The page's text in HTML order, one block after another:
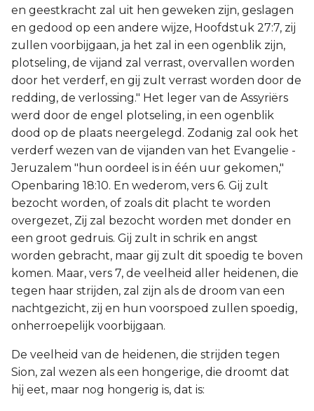
en geestkracht zal uit hen geweken zijn, geslagen
en gedood op een andere wijze, Hoofdstuk 27:7, zij
zullen voorbijgaan, ja het zal in een ogenblik zijn,
plotseling, de vijand zal verrast, overvallen worden
door het verderf, en gij zult verrast worden door de
redding, de verlossing." Het leger van de Assyriërs
werd door de engel plotseling, in een ogenblik
dood op de plaats neergelegd. Zodanig zal ook het
verderf wezen van de vijanden van het Evangelie -
Jeruzalem "hun oordeel is in één uur gekomen,"
Openbaring 18:10. En wederom, vers 6. Gij zult
bezocht worden, of zoals dit placht te worden
overgezet, Zij zal bezocht worden met donder en
een groot gedruis. Gij zult in schrik en angst
worden gebracht, maar gij zult dit spoedig te boven
komen. Maar, vers 7, de veelheid aller heidenen, die
tegen haar strijden, zal zijn als de droom van een
nachtgezicht, zij en hun voorspoed zullen spoedig,
onherroepelijk voorbijgaan.
De veelheid van de heidenen, die strijden tegen
Sion, zal wezen als een hongerige, die droomt dat
hij eet, maar nog hongerig is, dat is: